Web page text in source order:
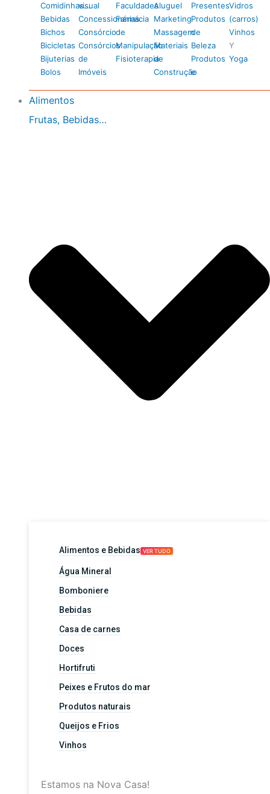
Comidinhas…
Bebidas
Bichos
Bicicletas
Bijuterias
Bolos
visual
Concessionárias
Consórcio
Consórcios
de
Imóveis
Faculdades
Farmácia
de
Manipulação
Fisioterapia
Aluguel
Marketing
Massagem
Materiais
de
Construção
Presentes
Produtos
de
Beleza
Produtos
e
Vidros
(carros)
Vinhos
Y
Yoga
Alimentos
Frutas, Bebidas…
Alimentos e Bebidas VER TUDO
Água Mineral
Bomboniere
Bebidas
Casa de carnes
Doces
Hortifruti
Peixes e Frutos do mar
Produtos naturais
Queijos e Frios
Vinhos
Estamos na Nova Casa!